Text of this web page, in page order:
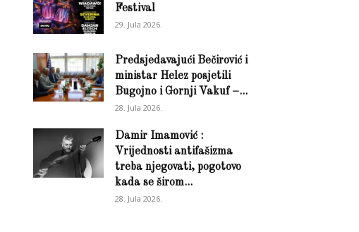
Festival
29. Jula 2026.
Predsjedavajući Bečirović i
ministar Helez posjetili
Bugojno i Gornji Vakuf –...
28. Jula 2026.
Damir Imamović :
Vrijednosti antifašizma
treba njegovati, pogotovo
kada se širom...
28. Jula 2026.